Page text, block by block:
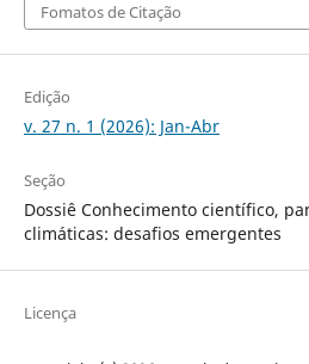
Fomatos de Citação
Edição
v. 27 n. 1 (2026): Jan-Abr
Seção
Dossiê Conhecimento científico,
climáticas: desafios emergentes
Licença